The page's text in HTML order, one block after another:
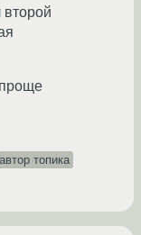
автор топика